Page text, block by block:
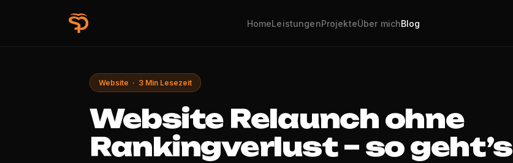
HomeLeistungenProjekteÜber michBlog
Website · 3 Min Lesezeit
Website Relaunch ohne
Rankingverlust – so geht’s